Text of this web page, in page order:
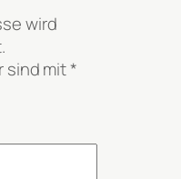
wird
sind mit*